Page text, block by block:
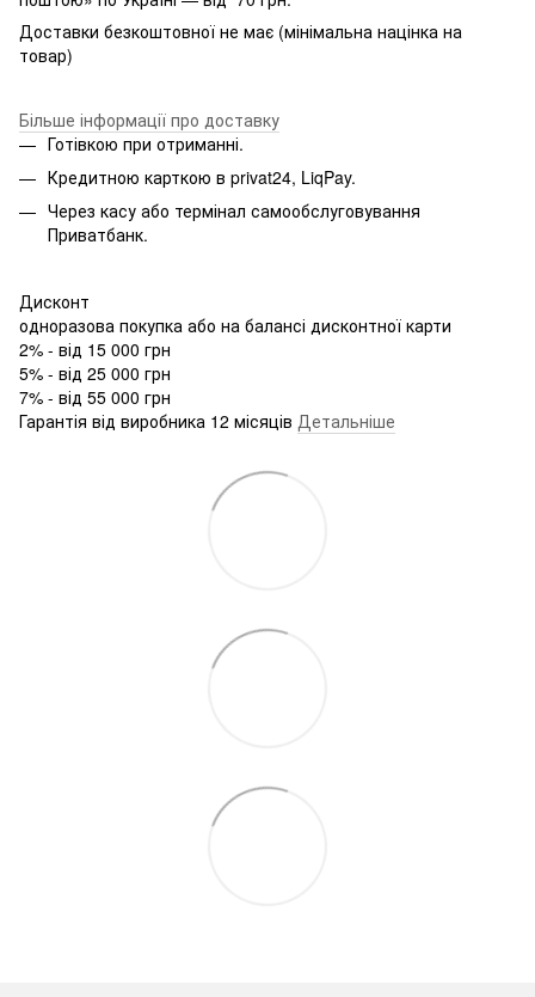
Доставки безкоштовної не має (мінімальна націнка на
товар)
Більше інформації про доставку
Готівкою при отриманні.
Кредитною карткою в privat24, LiqPay.
Через касу або термінал самообслуговування
Приватбанк.
Дисконт
одноразова покупка або на балансі дисконтної карти
2% - від 15 000 грн
5% - від 25 000 грн
7% - від 55 000 грн
Гарантія від виробника 12 місяців Детальніше